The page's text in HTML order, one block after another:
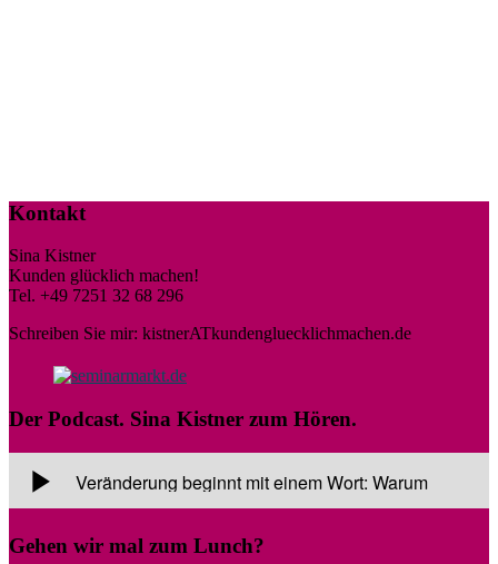
Kontakt
Sina Kistner
Kunden glücklich machen!
Tel. +49 7251 32 68 296
Schreiben Sie mir: kistnerATkundengluecklichmachen.de
Der Podcast. Sina Kistner zum Hören.
Gehen wir mal zum Lunch?